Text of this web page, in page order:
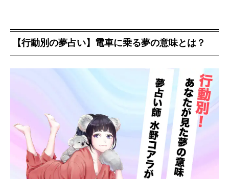
【行動別の夢占い】電車に乗る夢の意味とは？